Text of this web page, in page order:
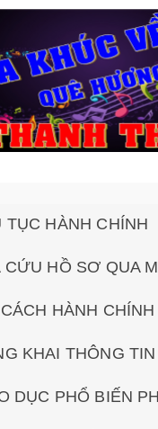
TỤC HÀNH CHÍNH
CỨU HỒ SƠ QUA
HÀNH CHÍNH
KHAI THÔNG TIN
DỤC PHỔ BIẾN